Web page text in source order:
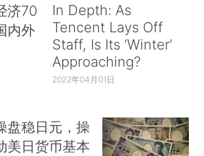
济70
内外
In Depth: As
Tencent Lays Off
Staff, Is Its ‘Winter’
Approaching?
2022年04月01日
盘稳日元，操
美日货币基本